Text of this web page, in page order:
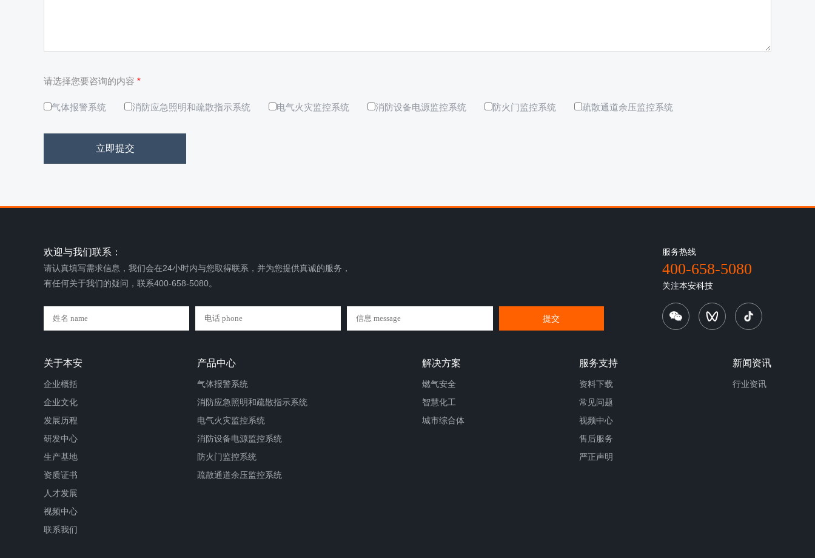
请选择您要咨询的内容 *
气体报警系统 消防应急照明和疏散指示系统 电气火灾监控系统 消防设备电源监控系统 防火门监控系统 疏散通道余压监控系统
立即提交
欢迎与我们联系：
请认真填写需求信息，我们会在24小时内与您取得联系，并为您提供真诚的服务，
有任何关于我们的疑问，联系400-658-5080。
提交
服务热线
400-658-5080
关注本安科技
关于本安
企业概括
企业文化
发展历程
研发中心
生产基地
资质证书
人才发展
视频中心
联系我们
产品中心
气体报警系统
消防应急照明和疏散指示系统
电气火灾监控系统
消防设备电源监控系统
防火门监控系统
疏散通道余压监控系统
解决方案
燃气安全
智慧化工
城市综合体
服务支持
资料下载
常见问题
视频中心
售后服务
严正声明
新闻资讯
行业资讯